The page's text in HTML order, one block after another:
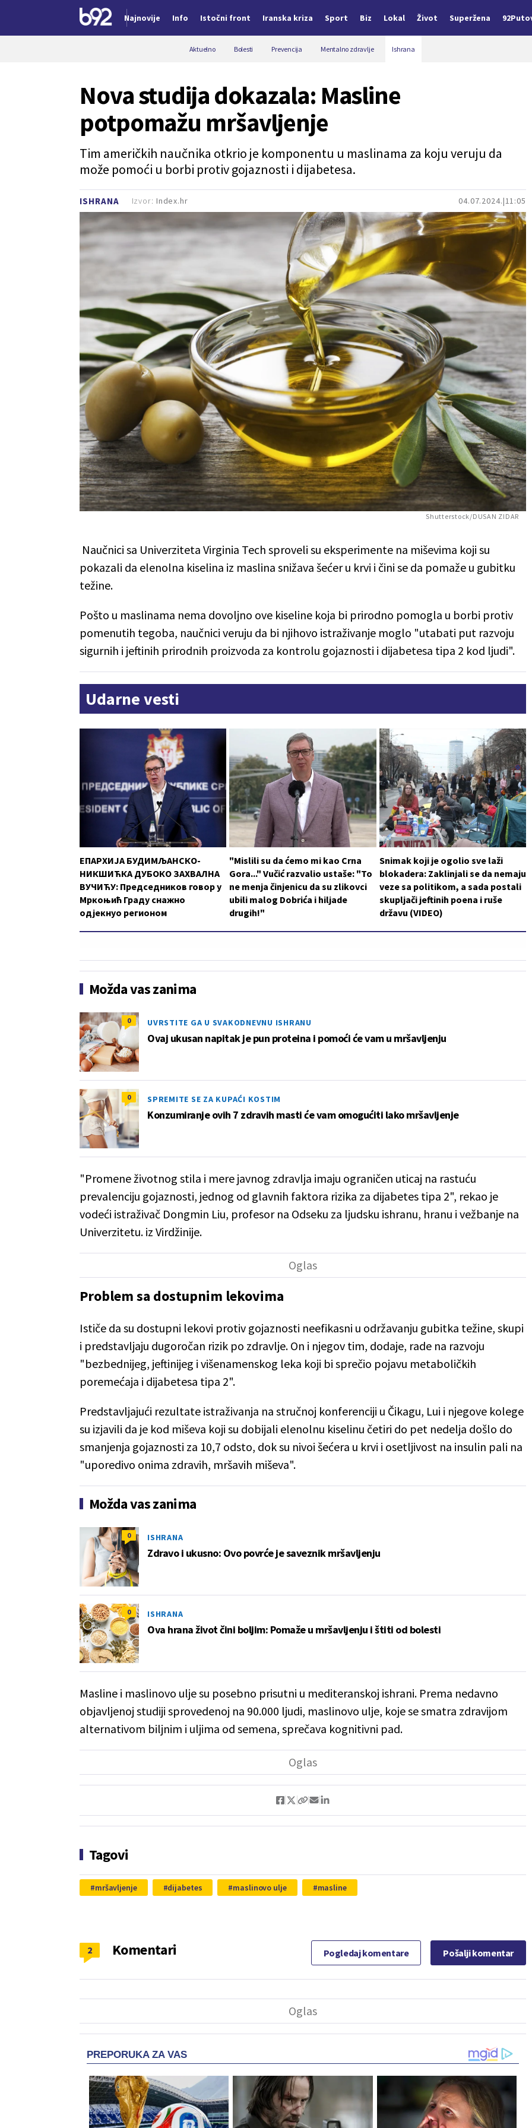
Najnovije Info Istočni front Iranska kriza Sport Biz Lokal Život Superžena
Aktuelno Bolesti Prevencija Mentalno zdravlje Ishrana
ISHRANA 04.07.2024. 11:05
Nova studija dokazala: Masline
potpomažu mršavljenje
Tim američkih naučnika otkrio je komponentu u maslinama za koju veruju da
može pomoći u borbi protiv gojaznosti i dijabetesa.
Izvor: Index.hr
Shutterstock/DUSAN ZIDAR
Naučnici sa Univerziteta Virginia Tech sproveli su eksperimente na miševima koji su
pokazali da elenolna kiselina iz maslina snižava šećer u krvi i čini se da pomaže u gubitku
težine.
Pošto u maslinama nema dovoljno ove kiseline koja bi prirodno pomogla u borbi protiv
pomenutih tegoba, naučnici veruju da bi njihovo istraživanje moglo "utabati put razvoju
sigurnih i jeftinih prirodnih proizvoda za kontrolu gojaznosti i dijabetesa tipa 2 kod ljudi".
Udarne vesti
ЕПАРХИЈА БУДИМЉАНСКО-
НИКШИЋКА ДУБОКО ЗАХВАЛНА
ВУЧИЋУ: Председников говор у
Мркоњић Граду снажно
одјекнуо регионом
"Mislili su da ćemo mi kao Crna
Gora..." Vučić razvalio ustaše: "To
ne menja činjenicu da su zlikovci
ubili malog Dobrića i hiljade
drugih!"
Snimak koji je ogolio sve laži
blokadera: Zaklinjali se da nemaju
veze sa politikom, a sada postali
skupljači jeftinih poena i ruše
državu (VIDEO)
Možda vas zanima
0 UVRSTITE GA U SVAKODNEVNU ISHRANU
Ovaj ukusan napitak je pun proteina i pomoći će vam u mršavljenju
0 SPREMITE SE ZA KUPAĆI KOSTIM
Konzumiranje ovih 7 zdravih masti će vam omogućiti lako mršavljenje
"Promene životnog stila i mere javnog zdravlja imaju ograničen uticaj na rastuću
prevalenciju gojaznosti, jednog od glavnih faktora rizika za dijabetes tipa 2", rekao je
vodeći istraživač Dongmin Liu, profesor na Odseku za ljudsku ishranu, hranu i vežbanje na
Univerzitetu. iz Virdžinije.
Problem sa dostupnim lekovima
Ističe da su dostupni lekovi protiv gojaznosti neefikasni u održavanju gubitka težine, skupi
i predstavljaju dugoročan rizik po zdravlje. On i njegov tim, dodaje, rade na razvoju
"bezbednijeg, jeftinijeg i višenamenskog leka koji bi sprečio pojavu metaboličkih
poremećaja i dijabetesa tipa 2".
Predstavljajući rezultate istraživanja na stručnoj konferenciji u Čikagu, Lui i njegove kolege
su izjavili da je kod miševa koji su dobijali elenolnu kiselinu četiri do pet nedelja došlo do
smanjenja gojaznosti za 10,7 odsto, dok su nivoi šećera u krvi i osetljivost na insulin pali na
"uporedivo onima zdravih, mršavih miševa".
Možda vas zanima
0 ISHRANA
Zdravo i ukusno: Ovo povrće je saveznik mršavljenju
0 ISHRANA
Ova hrana život čini boljim: Pomaže u mršavljenju i štiti od bolesti
Masline i maslinovo ulje su posebno prisutni u mediteranskoj ishrani. Prema nedavno
objavljenoj studiji sprovedenoj na 90.000 ljudi, maslinovo ulje, koje se smatra zdravijom
alternativom biljnim i uljima od semena, sprečava kognitivni pad.
Tagovi
mršavljenje dijabetes maslinovo ulje masline
Komentari
2 Pogledaj komentare Pošalji komentar
PREPORUKA ZA VAS